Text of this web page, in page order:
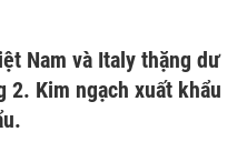
Nam và Italy thặng dư
2. Kim ngạch xuất khẩu